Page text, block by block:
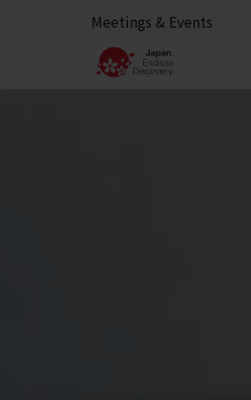
Meetings & Events